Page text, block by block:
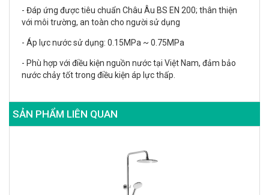
- Đáp ứng được tiêu chuẩn Châu Âu BS EN 200; thân thiện
với môi trường, an toàn cho người sử dụng
- Áp lực nước sử dụng: 0.15MPa ~ 0.75MPa
- Phù hợp với điều kiện nguồn nước tại Việt Nam, đảm bảo
nước chảy tốt trong điều kiện áp lực thấp.
SẢN PHẨM LIÊN QUAN